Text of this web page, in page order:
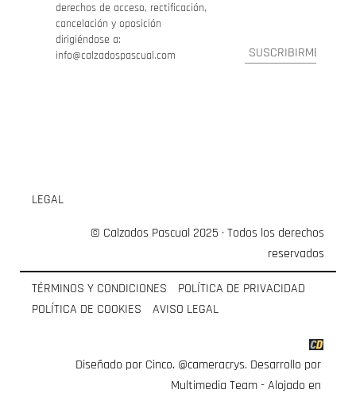
derechos de acceso, rectificación,
cancelación y oposición
dirigiéndose a:
info@calzadospascual.com
LEGAL
© Calzados Pascual 2025 · Todos los derechos
reservados
TÉRMINOS Y CONDICIONES
POLÍTICA DE PRIVACIDAD
POLÍTICA DE COOKIES
AVISO LEGAL
Diseñado por Cinco. @cameracrys. Desarrollo por
Multimedia Team- Alojado en